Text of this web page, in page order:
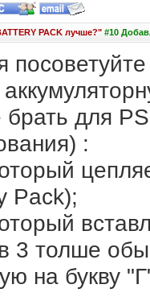
PACK лучше?"#10
для
:
Pack);
3 толше
на букву